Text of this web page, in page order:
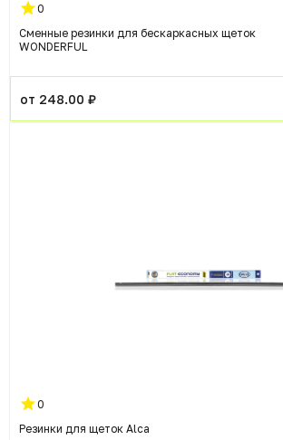
0
Сменные резинки для бескаркасных щеток
WONDERFUL
от 248.00 ₽
0
Резинки для щеток Alca